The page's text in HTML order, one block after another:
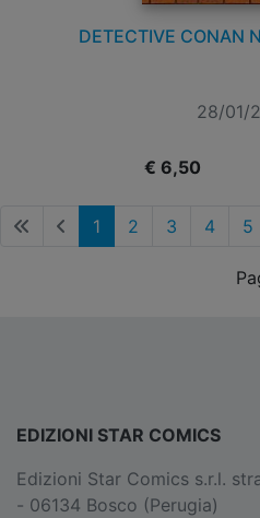
DETECTIVE CONAN
28/01/
€ 6,50
1 2 3 4 5
EDIZIONI STAR COMICS
Edizioni Star Comics s.r.l.
- 06134 Bosco (Perugia)